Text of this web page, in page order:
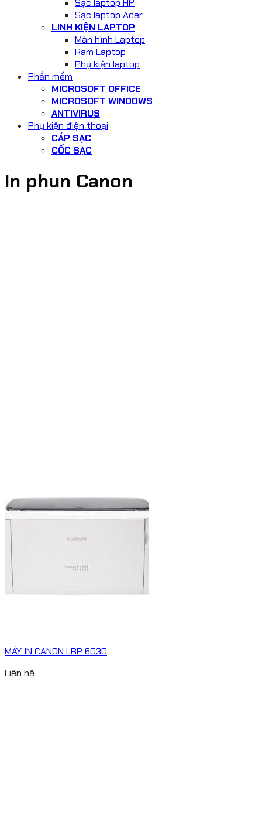
Sạc laptop HP
Sạc laptop Acer
LINH KIỆN LAPTOP
Màn hình Laptop
Ram Laptop
Phụ kiện laptop
Phần mềm
MICROSOFT OFFICE
MICROSOFT WINDOWS
ANTIVIRUS
Phụ kiện điện thoại
CÁP SẠC
CỐC SẠC
In phun Canon
MÁY IN CANON LBP 6030
Liên hệ